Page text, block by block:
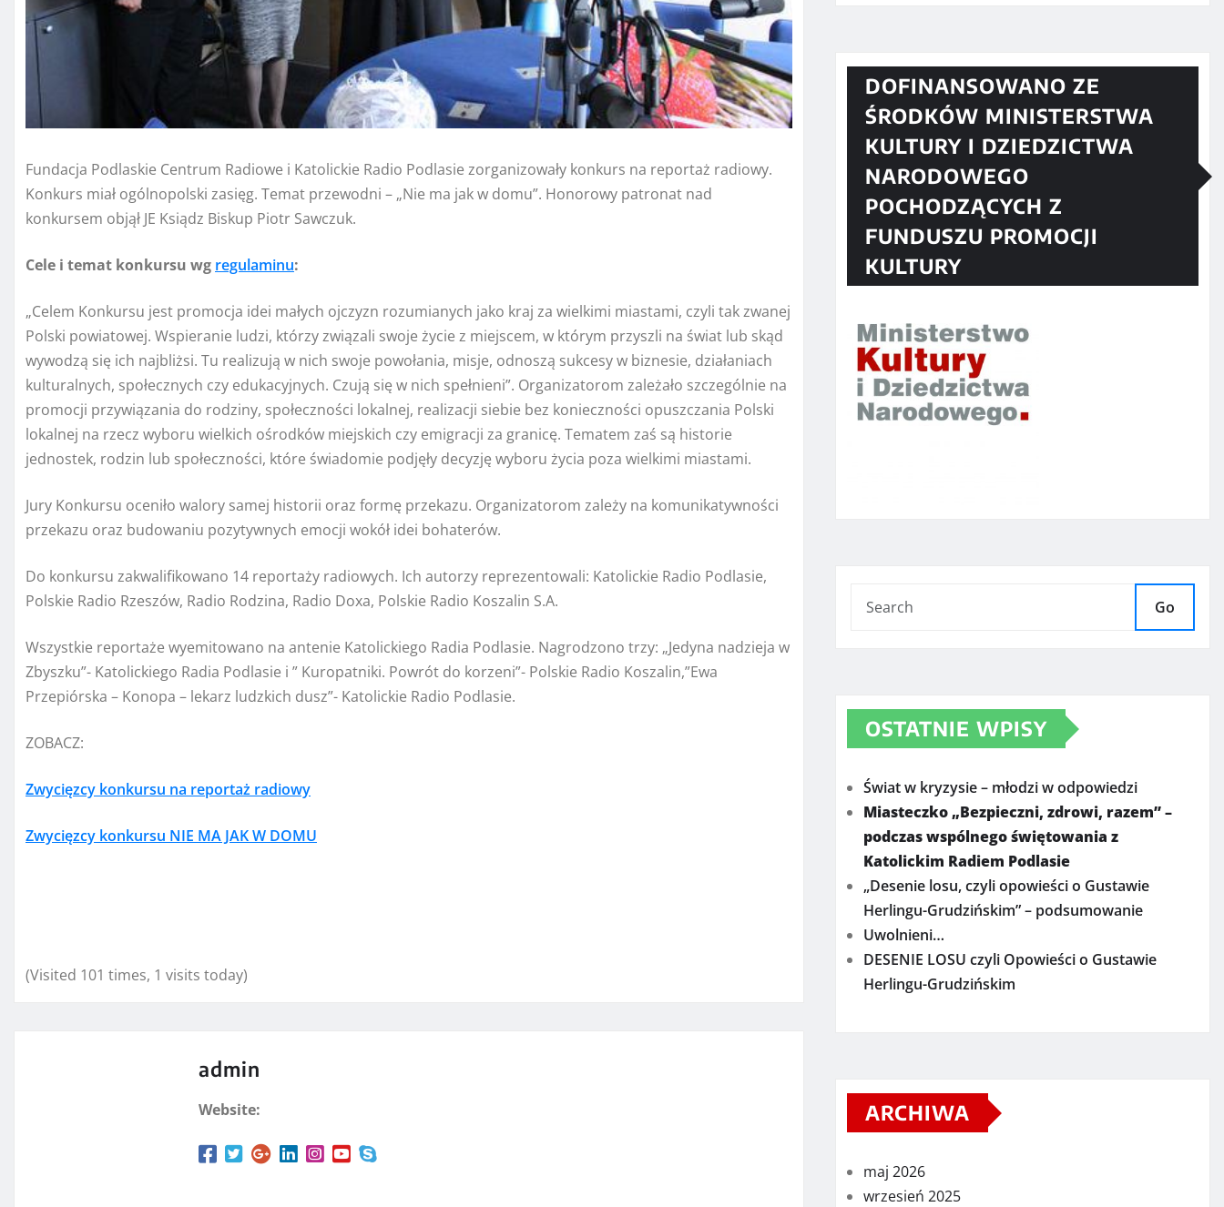
Fundacja Podlaskie Centrum Radiowe i Katolickie Radio Podlasie zorganizowały konkurs na reportaż radiowy.
Konkurs miał ogólnopolski zasięg. Temat przewodni – „Nie ma jak w domu”. Honorowy patronat nad
konkursem objął JE Ksiądz Biskup Piotr Sawczuk.
Cele i temat konkursu wg regulaminu:
„Celem Konkursu jest promocja idei małych ojczyzn rozumianych jako kraj za wielkimi miastami, czyli tak zwanej
Polski powiatowej. Wspieranie ludzi, którzy związali swoje życie z miejscem, w którym przyszli na świat lub skąd
wywodzą się ich najbliżsi. Tu realizują w nich swoje powołania, misje, odnoszą sukcesy w biznesie, działaniach
kulturalnych, społecznych czy edukacyjnych. Czują się w nich spełnieni”. Organizatorom zależało szczególnie na
promocji przywiązania do rodziny, społeczności lokalnej, realizacji siebie bez konieczności opuszczania Polski
lokalnej na rzecz wyboru wielkich ośrodków miejskich czy emigracji za granicę. Tematem zaś są historie
jednostek, rodzin lub społeczności, które świadomie podjęły decyzję wyboru życia poza wielkimi miastami.
Jury Konkursu oceniło walory samej historii oraz formę przekazu. Organizatorom zależy na komunikatywności
przekazu oraz budowaniu pozytywnych emocji wokół idei bohaterów.
Do konkursu zakwalifikowano 14 reportaży radiowych. Ich autorzy reprezentowali: Katolickie Radio Podlasie,
Polskie Radio Rzeszów, Radio Rodzina, Radio Doxa, Polskie Radio Koszalin S.A.
Wszystkie reportaże wyemitowano na antenie Katolickiego Radia Podlasie. Nagrodzono trzy: „Jedyna nadzieja w
Zbyszku”- Katolickiego Radia Podlasie i ” Kuropatniki. Powrót do korzeni”- Polskie Radio Koszalin,”Ewa
Przepiórska – Konopa – lekarz ludzkich dusz”- Katolickie Radio Podlasie.
ZOBACZ:
Zwycięzcy konkursu na reportaż radiowy
Zwycięzcy konkursu NIE MA JAK W DOMU
(Visited 101 times, 1 visits today)
admin
Website:
DOFINANSOWANO ZE
ŚRODKÓW MINISTERSTWA
KULTURY I DZIEDZICTWA
NARODOWEGO
POCHODZĄCYCH Z
FUNDUSZU PROMOCJI
KULTURY
Go
OSTATNIE WPISY
Świat w kryzysie – młodzi w odpowiedzi
Miasteczko „Bezpieczni, zdrowi, razem” –
podczas wspólnego świętowania z
Katolickim Radiem Podlasie
„Desenie losu, czyli opowieści o Gustawie
Herlingu-Grudzińskim” – podsumowanie
Uwolnieni…
DESENIE LOSU czyli Opowieści o Gustawie
Herlingu-Grudzińskim
ARCHIWA
maj 2026
wrzesień 2025